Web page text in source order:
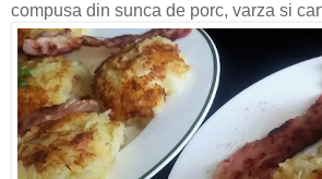
compusa din sunca de porc, varza si